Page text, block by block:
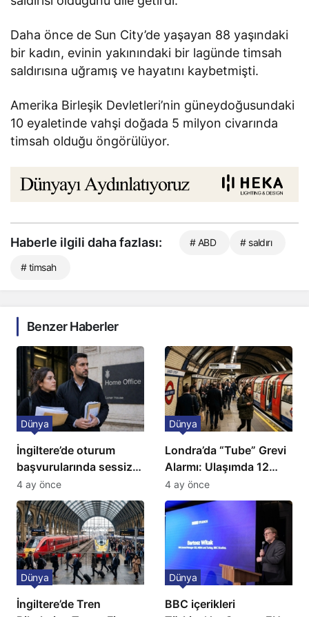
Daha önce de Sun City’de yaşayan 88 yaşındaki
bir kadın, evinin yakınındaki bir lagünde timsah
saldırısına uğramış ve hayatını kaybetmişti.
Amerika Birleşik Devletleri’nin güneydoğusundaki
10 eyaletinde vahşi doğada 5 milyon civarında
timsah olduğu öngörülüyor.
Haberle ilgili daha fazlası: # ABD # saldırı
# timsah
Benzer Haberler
İngiltere’de oturum
başvurularında sessiz
kriz: Büyükelçilikten
açıklama!
Dünya
4 ay önce
Londra’da “Tube” Grevi
Alarmı: Ulaşımda 12
Günlük Kaos Kapıda
Dünya
4 ay önce
İngiltere’de Tren
Dünya
BBC içerikleri
Dünya